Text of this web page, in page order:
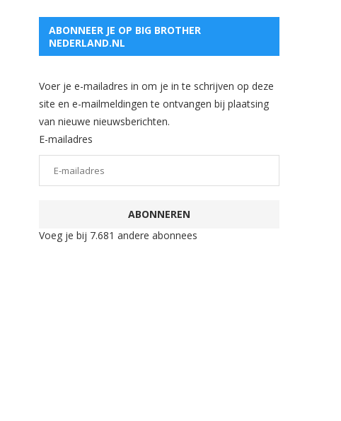
ABONNEER JE OP BIG BROTHER
NEDERLAND.NL
Voer je e-mailadres in om je in te schrijven op deze
site en e-mailmeldingen te ontvangen bij plaatsing
van nieuwe nieuwsberichten.
E-mailadres
ABONNEREN
Voeg je bij 7.681 andere abonnees